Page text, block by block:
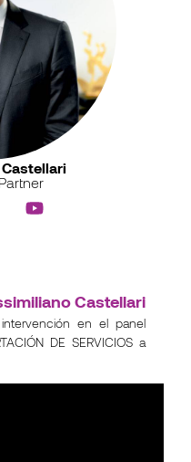
Castellari
en el panel
DE SERVICIOS a